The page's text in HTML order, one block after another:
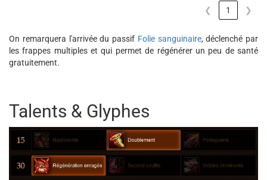
❮ 1 ❯
On remarquera l'arrivée du passif Folie sanguinaire, déclenché par
les frappes multiples et qui permet de régénérer un peu de santé
gratuitement.
Talents & Glyphes